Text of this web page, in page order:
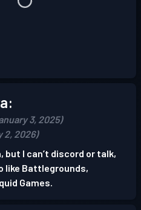
3, 2025)
2, 2026)
but I can’t discord or talk,
like Battlegrounds,
Games.